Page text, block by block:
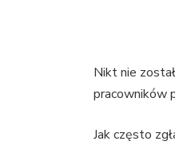
Nikt nie
pracowników
Jak często